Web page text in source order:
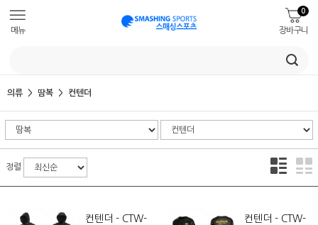
메뉴 장바구니
0
의류 땀복 컨텐더
정렬
컨텐더 - CTW-
컨텐더 - CTW-